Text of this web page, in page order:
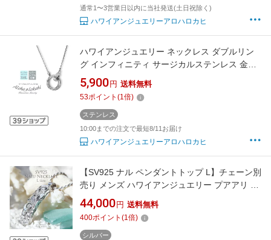
通常1〜3営業日以内に当社発送(土日祝除く)
ハワイアンジュエリーアロハロカヒ
ハワイアンジュエリー ネックレス ダブルリン
グ インフィニティ サージカルステンレス 金属
アレルギー対応 2連リング リング 模様 アジャ
スター付き つけっぱなし 錆びない アロハロカ
ヒ ブランド 【誕生日記念日】 父の日 ギフト プ
レゼント
5,900 円 送料無料
53ポイント (1倍)
ステンレス
10:00までの注文で最短8/11お届け
ハワイアンジュエリーアロハロカヒ
【SV925 ナル ペンダントトップ L】チェーン別
売り メンズ ハワイアンジュエリー プアアリ 波
スクロール 手彫り 鍛造 ロープチェーン ペア プ
レゼント ギフト 日本製 男性 女性 彼女 彼氏 奥
さん 旦那 南国 ビーチ 職人 サーフィン
44,000 円 送料無料
400ポイント (1倍)
シルバー